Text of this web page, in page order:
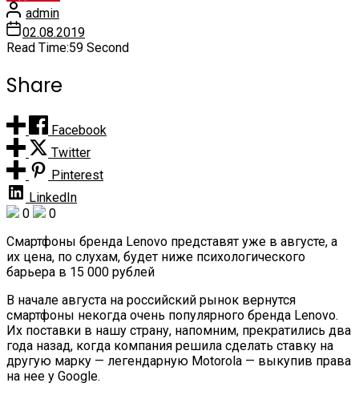
admin
02.08.2019
Read Time:59 Second
Share
Facebook
Twitter
Pinterest
LinkedIn
0
0
Cмартфоны бренда Lenovo представят уже в августе, а
их цена, по слухам, будет ниже психологического
барьера в 15 000 рублей
В начале августа на российский рынок вернутся
смартфоны некогда очень популярного бренда Lenovo.
Их поставки в нашу страну, напомним, прекратились два
года назад, когда компания решила сделать ставку на
другую марку — легендарную Motorola — выкупив права
на нее у Google.